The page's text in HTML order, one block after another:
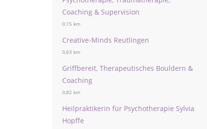
Coaching & Supervision
0,15 km
Creative-Minds Reutlingen
0,63 km
Griffbereit, Therapeutisches Bouldern &
Coaching
0,82 km
Heilpraktikerin für Psychotherapie Sylvia
Hopffe